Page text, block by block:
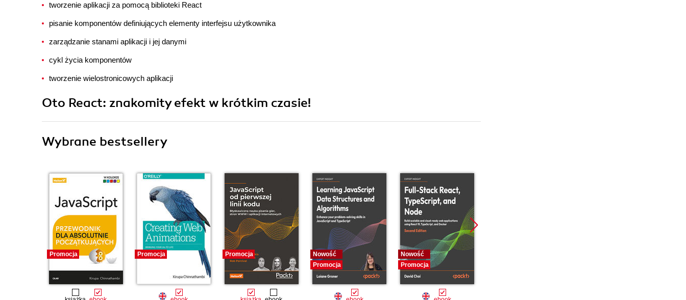
tworzenie aplikacji za pomocą biblioteki React
pisanie komponentów definiujących elementy interfejsu użytkownika
zarządzanie stanami aplikacji i jej danymi
cykl życia komponentów
tworzenie wielostronicowych aplikacji
Oto React: znakomity efekt w krótkim czasie!
Wybrane bestsellery
Promocja Promocja Promocja
Nowość
Promocja
Nowość
Promocja